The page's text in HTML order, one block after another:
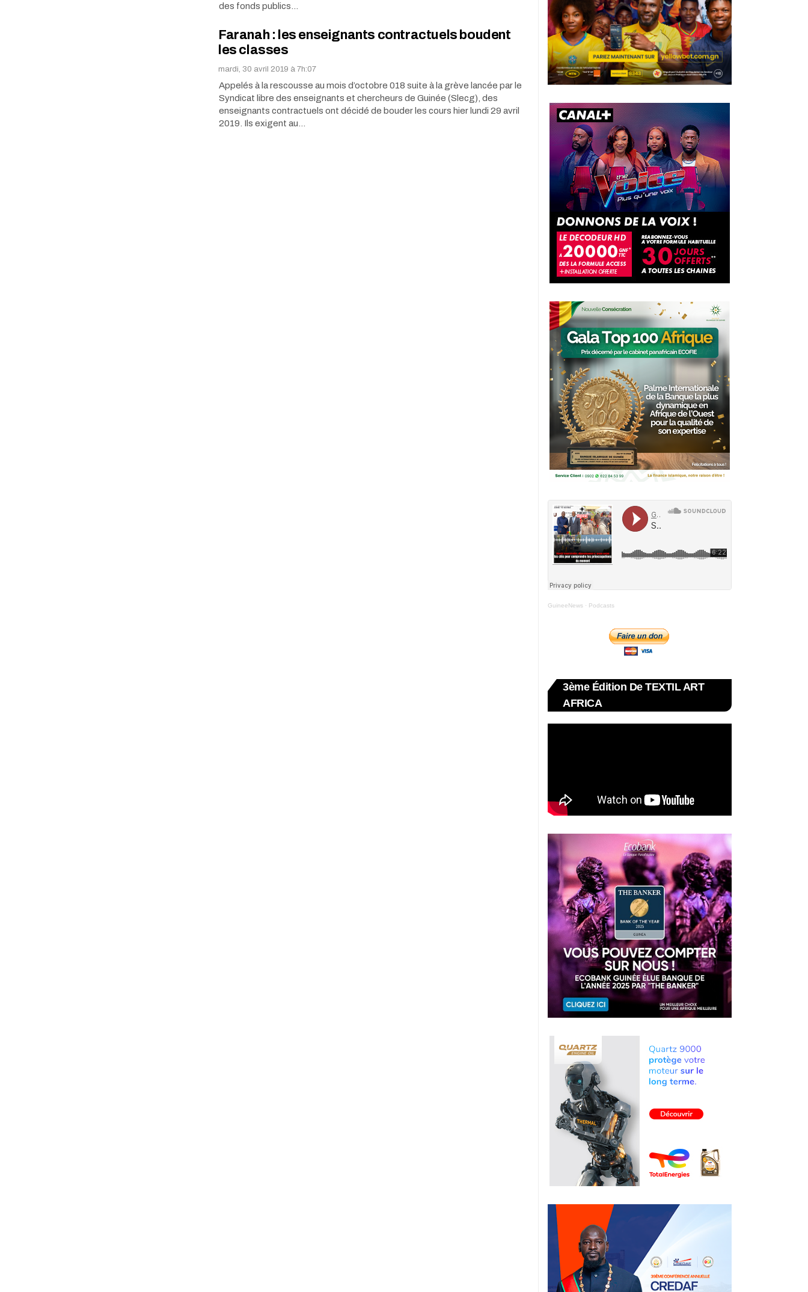
des fonds publics…
Faranah : les enseignants contractuels boudent
les classes
mardi, 30 avril 2019 à 7h:07
Appelés à la rescousse au mois d’octobre 018 suite à la grève lancée par le
Syndicat libre des enseignants et chercheurs de Guinée (Slecg), des
enseignants contractuels ont décidé de bouder les cours hier lundi 29 avril
2019. Ils exigent au…
GuineeNews · Podcasts
3ème Édition De TEXTIL ART
AFRICA